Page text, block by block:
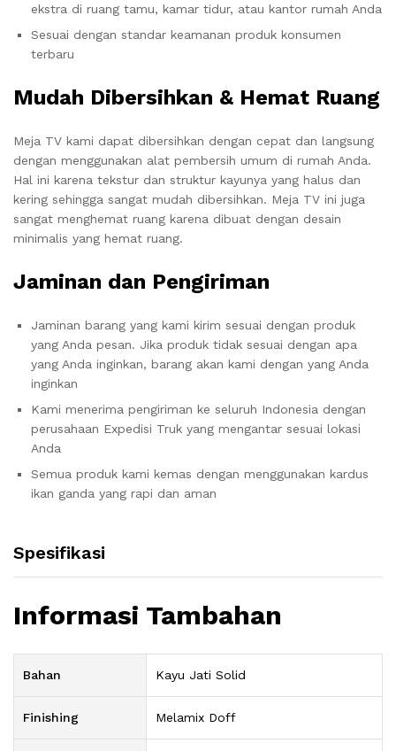
ekstra di ruang tamu, kamar tidur, atau kantor rumah Anda
Sesuai dengan standar keamanan produk konsumen
terbaru
Mudah Dibersihkan & Hemat Ruang
Meja TV kami dapat dibersihkan dengan cepat dan langsung
dengan menggunakan alat pembersih umum di rumah Anda.
Hal ini karena tekstur dan struktur kayunya yang halus dan
kering sehingga sangat mudah dibersihkan. Meja TV ini juga
sangat menghemat ruang karena dibuat dengan desain
minimalis yang hemat ruang.
Jaminan dan Pengiriman
Jaminan barang yang kami kirim sesuai dengan produk
yang Anda pesan. Jika produk tidak sesuai dengan apa
yang Anda inginkan, barang akan kami dengan yang Anda
inginkan
Kami menerima pengiriman ke seluruh Indonesia dengan
perusahaan Expedisi Truk yang mengantar sesuai lokasi
Anda
Semua produk kami kemas dengan menggunakan kardus
ikan ganda yang rapi dan aman
Spesifikasi
Informasi Tambahan
Bahan Kayu Jati Solid
Finishing Melamix Doff